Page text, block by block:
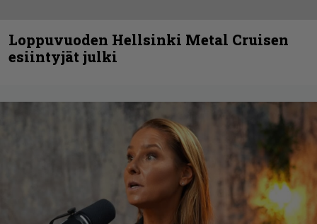
Loppuvuoden Hellsinki Metal Cruisen
esiintyjät julki